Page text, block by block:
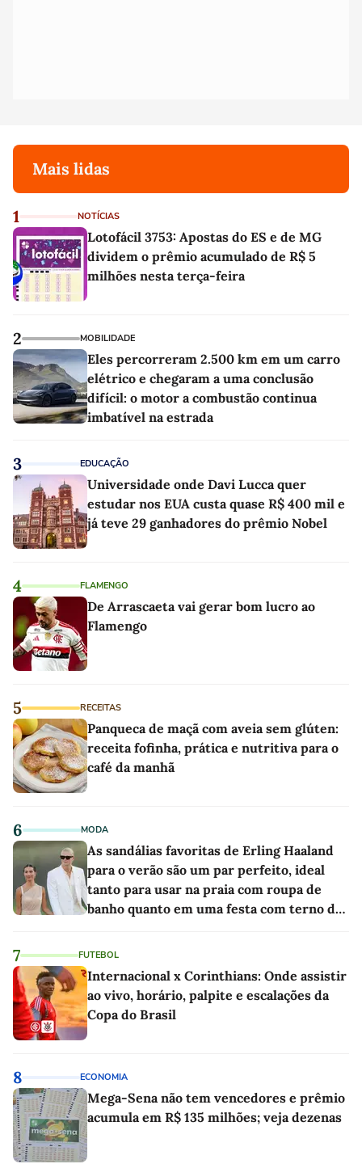
Mais lidas
1 NOTÍCIAS
Lotofácil 3753: Apostas do ES e de MG
dividem o prêmio acumulado de R$ 5
milhões nesta terça-feira
2 MOBILIDADE
Eles percorreram 2.500 km em um carro
elétrico e chegaram a uma conclusão
difícil: o motor a combustão continua
imbatível na estrada
3 EDUCAÇÃO
Universidade onde Davi Lucca quer
estudar nos EUA custa quase R$ 400 mil e
já teve 29 ganhadores do prêmio Nobel
4 FLAMENGO
De Arrascaeta vai gerar bom lucro ao
Flamengo
5 RECEITAS
Panqueca de maçã com aveia sem glúten:
receita fofinha, prática e nutritiva para o
café da manhã
6 MODA
As sandálias favoritas de Erling Haaland
para o verão são um par perfeito, ideal
tanto para usar na praia com roupa de
banho quanto em uma festa com terno de
7 FUTEBOL
Internacional x Corinthians: Onde assistir
ao vivo, horário, palpite e escalações da
Copa do Brasil
8 ECONOMIA
Mega-Sena não tem vencedores e prêmio
acumula em R$ 135 milhões; veja dezenas